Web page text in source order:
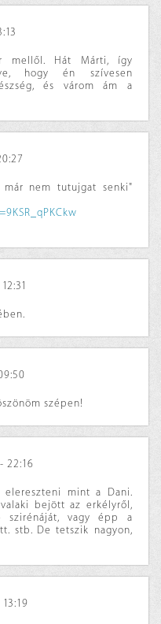
mellől. Hát Márti, így
hogy én szívesen
és várom ám a
már nem tutujgat senki"
szépen!
22:16
mint a Dani.
bejött az erkélyről,
szirénáját, vagy épp a
stb. De tetszik nagyon,
13:19